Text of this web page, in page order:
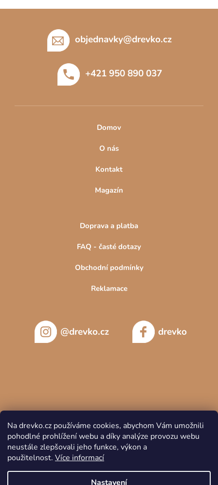
Na drevko.cz používáme cookies, abychom Vám umožnili
pohodlné prohlížení webu a díky analýze provozu webu
neustále zlepšovali jeho funkce, výkon a
použitelnost. Více informací
Nastavení
objednavky@drevko.cz
+421 950 890 037
Domov
O nás
Kontakt
Magazín
Doprava a platba
FAQ - časté dotazy
Obchodní podmínky
Reklamace
@drevko.cz drevko